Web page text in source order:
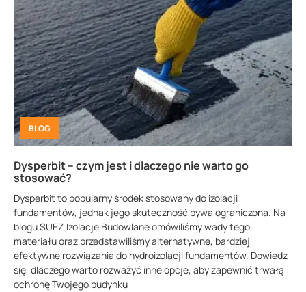
BLOG
Dysperbit – czym jest i dlaczego nie warto go
stosować?
Dysperbit to popularny środek stosowany do izolacji
fundamentów, jednak jego skuteczność bywa ograniczona. Na
blogu SUEZ Izolacje Budowlane omówiliśmy wady tego
materiału oraz przedstawiliśmy alternatywne, bardziej
efektywne rozwiązania do hydroizolacji fundamentów. Dowiedz
się, dlaczego warto rozważyć inne opcje, aby zapewnić trwałą
ochronę Twojego budynku